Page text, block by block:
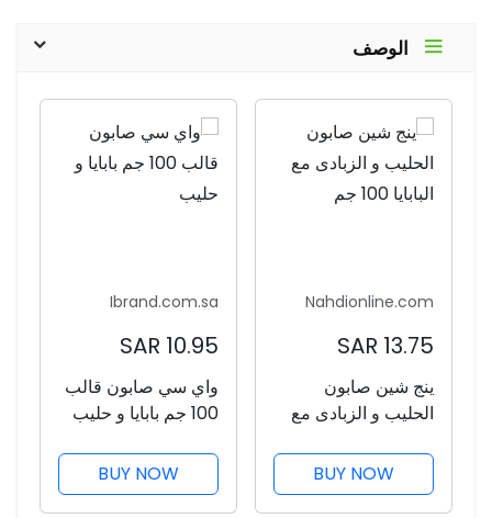
الوصف
Nahdionline.com
13.75 SAR
ينج شين صابون
الحليب و الزبادى مع
BUY NOW
Ibrand.com.sa
10.95 SAR
واي سي صابون قالب
100 جم بابايا و حليب
BUY NOW